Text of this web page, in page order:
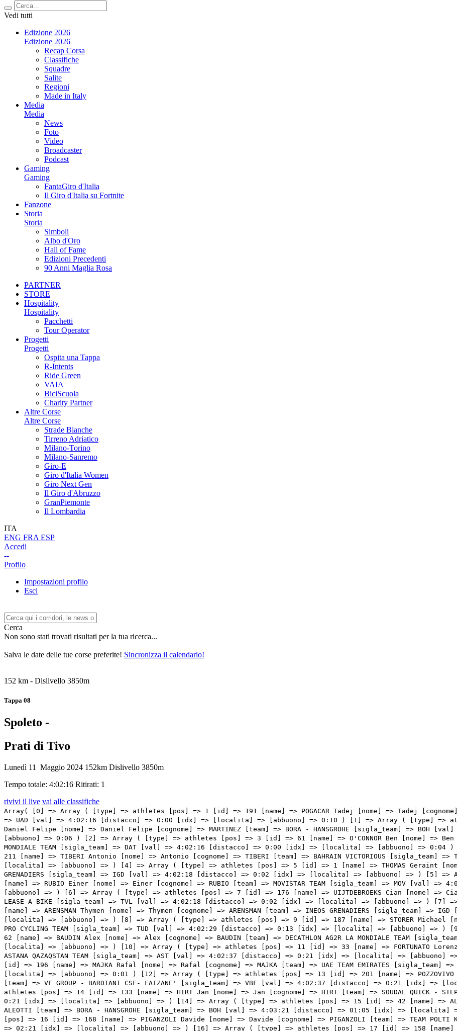
Vedi tutti
Edizione 2026
Edizione 2026
Recap Corsa
Classifiche
Squadre
Salite
Regioni
Made in Italy
Media
Media
News
Foto
Video
Broadcaster
Podcast
Gaming
Gaming
FantaGiro d'Italia
Il Giro d'Italia su Fortnite
Fanzone
Storia
Storia
Simboli
Albo d'Oro
Hall of Fame
Edizioni Precedenti
90 Anni Maglia Rosa
PARTNER
STORE
Hospitality
Hospitality
Pacchetti
Tour Operator
Progetti
Progetti
Ospita una Tappa
R-Intents
Ride Green
VAIA
BiciScuola
Charity Partner
Altre Corse
Altre Corse
Strade Bianche
Tirreno Adriatico
Milano-Torino
Milano-Sanremo
Giro-E
Giro d'Italia Women
Giro Next Gen
Il Giro d'Abruzzo
GranPiemonte
Il Lombardia
ITA
ENG FRA ESP
Accedi
--
Profilo
Impostazioni profilo
Esci
Cerca
Non sono stati trovati risultati per la tua ricerca...
Salva le date delle tue corse preferite! Sincronizza il calendario!
152 km - Dislivello 3850m
Tappa 08
Spoleto -
Prati di Tivo
Lunedì 11 Maggio 2024 152km Dislivello 3850m
Tempo totale: 4:02:16 Ritirati: 1
rivivi il live vai alle classifiche
Array( [0] => Array ( [type] => athletes [pos] => 1 [id] => 191 [name] => POGACAR Tadej [nome] => Tadej [cognome] => POGACAR [team] => UAE TEAM EMIRATES [sigla_team] => UAD [val] => 4:02:16 [distacco] => 0:00 [idx] => [localita] => [abbuono] => 0:10 ) [1] => Array ( [type] => athletes [pos] => 2 [id] => 41 [name] => MARTINEZ Daniel Felipe [nome] => Daniel Felipe [cognome] => MARTINEZ [team] => BORA - HANSGROHE [sigla_team] => BOH [val] => 4:02:16 [distacco] => 0:00 [idx] => [localita] => [abbuono] => 0:06 ) [2] => Array ( [type] => athletes [pos] => 3 [id] => 61 [name] => O'CONNOR Ben [nome] => Ben [cognome] => O'CONNOR [team] => DECATHLON AG2R LA MONDIALE TEAM [sigla_team] => DAT [val] => 4:02:16 [distacco] => 0:00 [idx] => [localita] => [abbuono] => 0:04 ) [3] => Array ( [type] => athletes [pos] => 4 [id] => 211 [name] => TIBERI Antonio [nome] => Antonio [cognome] => TIBERI [team] => BAHRAIN VICTORIOUS [sigla_team] => TBV [val] => 4:02:18 [distacco] => 0:02 [idx] => [localita] => [abbuono] => ) [4] => Array ( [type] => athletes [pos] => 5 [id] => 1 [name] => THOMAS Geraint [nome] => Geraint [cognome] => THOMAS [team] => INEOS GRENADIERS [sigla_team] => IGD [val] => 4:02:18 [distacco] => 0:02 [idx] => [localita] => [abbuono] => ) [5] => Array ( [type] => athletes [pos] => 6 [id] => 126 [name] => RUBIO Einer [nome] => Einer [cognome] => RUBIO [team] => MOVISTAR TEAM [sigla_team] => MOV [val] => 4:02:18 [distacco] => 0:02 [idx] => [localita] => [abbuono] => ) [6] => Array ( [type] => athletes [pos] => 7 [id] => 176 [name] => UIJTDEBROEKS Cian [nome] => Cian [cognome] => UIJTDEBROEKS [team] => TEAM VISMA - LEASE A BIKE [sigla_team] => TVL [val] => 4:02:18 [distacco] => 0:02 [idx] => [localita] => [abbuono] => ) [7] => Array ( [type] => athletes [pos] => 8 [id] => 2 [name] => ARENSMAN Thymen [nome] => Thymen [cognome] => ARENSMAN [team] => INEOS GRENADIERS [sigla_team] => IGD [val] => 4:02:27 [distacco] => 0:11 [idx] => [localita] => [abbuono] => ) [8] => Array ( [type] => athletes [pos] => 9 [id] => 187 [name] => STORER Michael [nome] => Michael [cognome] => STORER [team] => TUDOR PRO CYCLING TEAM [sigla_team] => TUD [val] => 4:02:29 [distacco] => 0:13 [idx] => [localita] => [abbuono] => ) [9] => Array ( [type] => athletes [pos] => 10 [id] => 62 [name] => BAUDIN Alex [nome] => Alex [cognome] => BAUDIN [team] => DECATHLON AG2R LA MONDIALE TEAM [sigla_team] => DAT [val] => 4:02:37 [distacco] => 0:21 [idx] => [localita] => [abbuono] => ) [10] => Array ( [type] => athletes [pos] => 11 [id] => 33 [name] => FORTUNATO Lorenzo [nome] => Lorenzo [cognome] => FORTUNATO [team] => ASTANA QAZAQSTAN TEAM [sigla_team] => AST [val] => 4:02:37 [distacco] => 0:21 [idx] => [localita] => [abbuono] => ) [11] => Array ( [type] => athletes [pos] => 12 [id] => 196 [name] => MAJKA Rafal [nome] => Rafal [cognome] => MAJKA [team] => UAE TEAM EMIRATES [sigla_team] => UAD [val] => 4:02:37 [distacco] => 0:21 [idx] => [localita] => [abbuono] => 0:01 ) [12] => Array ( [type] => athletes [pos] => 13 [id] => 201 [name] => POZZOVIVO Domenico [nome] => Domenico [cognome] => POZZOVIVO [team] => VF GROUP - BARDIANI CSF- FAIZANE' [sigla_team] => VBF [val] => 4:02:37 [distacco] => 0:21 [idx] => [localita] => [abbuono] => ) [13] => Array ( [type] => athletes [pos] => 14 [id] => 133 [name] => HIRT Jan [nome] => Jan [cognome] => HIRT [team] => SOUDAL QUICK - STEP [sigla_team] => SOQ [val] => 4:02:37 [distacco] => 0:21 [idx] => [localita] => [abbuono] => ) [14] => Array ( [type] => athletes [pos] => 15 [id] => 42 [name] => ALEOTTI Giovanni [nome] => Giovanni [cognome] => ALEOTTI [team] => BORA - HANSGROHE [sigla_team] => BOH [val] => 4:03:21 [distacco] => 01:05 [idx] => [localita] => [abbuono] => ) [15] => Array ( [type] => athletes [pos] => 16 [id] => 168 [name] => PIGANZOLI Davide [nome] => Davide [cognome] => PIGANZOLI [team] => TEAM POLTI KOMETA [sigla_team] => PTK [val] => 4:04:37 [distacco] => 02:21 [idx] => [localita] => [abbuono] => ) [16] => Array ( [type] => athletes [pos] => 17 [id] => 158 [name] => ZANA Filippo [nome] => Filippo [cognome] => ZANA [team] =>